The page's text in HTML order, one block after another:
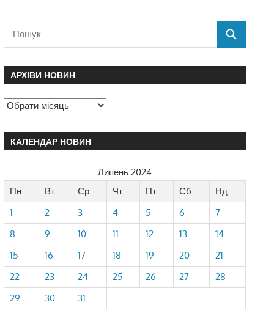
АРХІВИ НОВИН
КАЛЕНДАР НОВИН
Липень 2024
Пн
Вт Ср Чт Пт Сб
Нд
1
2 3 4 5 6
7
8
9 10 11 12 13
14
15
16 17 18 19 20
21
22
23 24 25 26 27
28
29
30 31